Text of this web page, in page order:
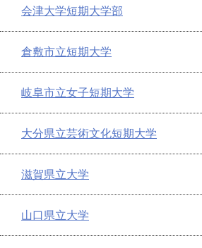
会津大学短期大学部
倉敷市立短期大学
岐阜市立女子短期大学
大分県立芸術文化短期大学
滋賀県立大学
山口県立大学